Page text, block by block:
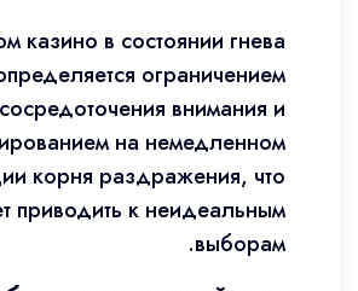
казино в состоянии гнева
ограничением
сосредоточения внимания и
на немедленном
корня раздражения, что
приводить к неидеальным
выборам.